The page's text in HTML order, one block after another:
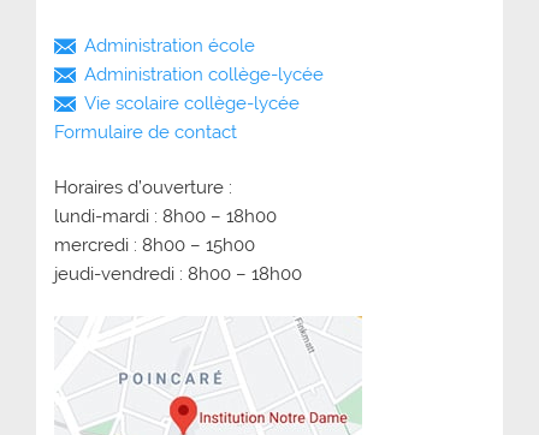
Administration école
Administration collège-lycée
Vie scolaire collège-lycée
Formulaire de contact
Horaires d’ouverture :
lundi-mardi : 8h00 – 18h00
mercredi : 8h00 – 15h00
jeudi-vendredi : 8h00 – 18h00